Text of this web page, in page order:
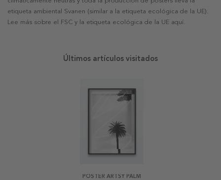
etiqueta ambiental Svanen (similar a la etiqueta ecológica de la UE).
Lee más sobre el FSC y la etiqueta ecológica de la UE aquí.
Últimos artículos visitados
POSTER ARTSY PALM